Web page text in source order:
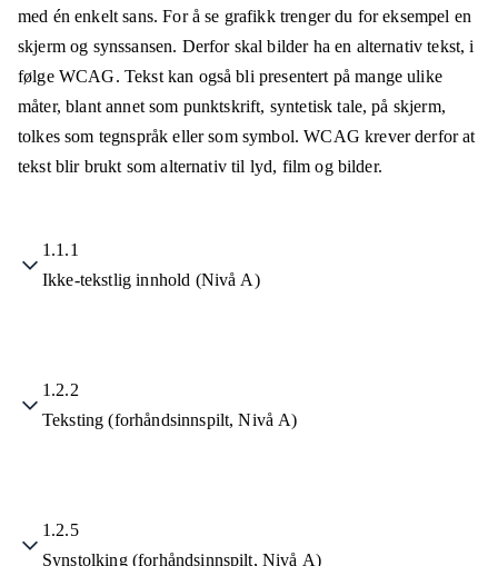
med én enkelt sans. For å se grafikk trenger du for eksempel en
skjerm og synssansen. Derfor skal bilder ha en alternativ tekst, i
følge WCAG. Tekst kan også bli presentert på mange ulike
måter, blant annet som punktskrift, syntetisk tale, på skjerm,
tolkes som tegnspråk eller som symbol. WCAG krever derfor at
tekst blir brukt som alternativ til lyd, film og bilder.
1.1.1
Ikke-tekstlig innhold (Nivå A)
1.2.2
Teksting (forhåndsinnspilt, Nivå A)
1.2.5
Synstolking (forhåndsinnspilt, Nivå A)